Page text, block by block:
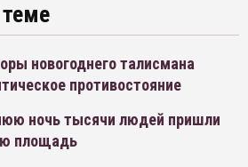
новогоднего талисмана
противостояние
ночь тысячи людей пришли
площадь